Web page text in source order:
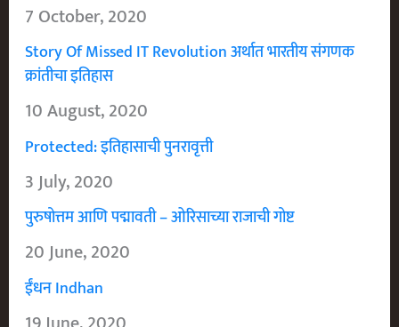
7 October, 2020
Story Of Missed IT Revolution अर्थात भारतीय संगणक
क्रांतीचा इतिहास
10 August, 2020
Protected: इतिहासाची पुनरावृत्ती
3 July, 2020
पुरुषोत्तम आणि पद्मावती – ओरिसाच्या राजाची गोष्ट
20 June, 2020
ईंधन Indhan